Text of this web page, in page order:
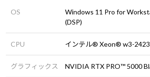
OS
Windows 11 Pro for
(DSP)
CPU インテル® Xeon® w3-
グラフィックス NVIDIA RTX PRO™ 5000